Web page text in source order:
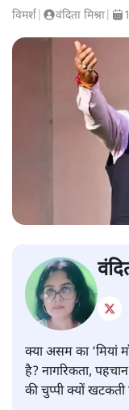
विमर्श वंदिता मिश्रा
क्या असम का ‘मियां
है? नागरिकता,
की चुप्पी क्यों